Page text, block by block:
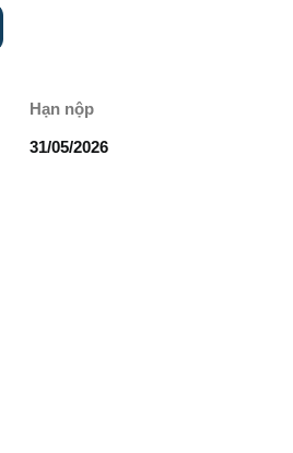
Hạn nộp
31/05/2026